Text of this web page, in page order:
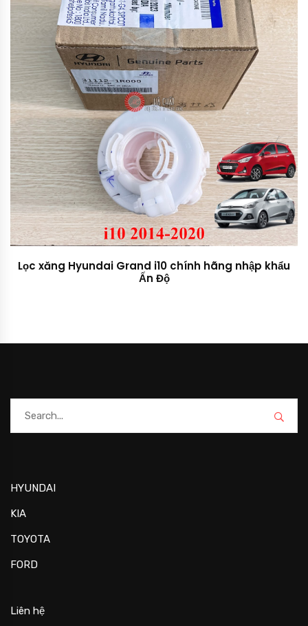
Lọc xăng Hyundai Grand i10 chính hãng nhập khẩu
Ấn Độ
HYUNDAI
KIA
TOYOTA
FORD
Liên hệ